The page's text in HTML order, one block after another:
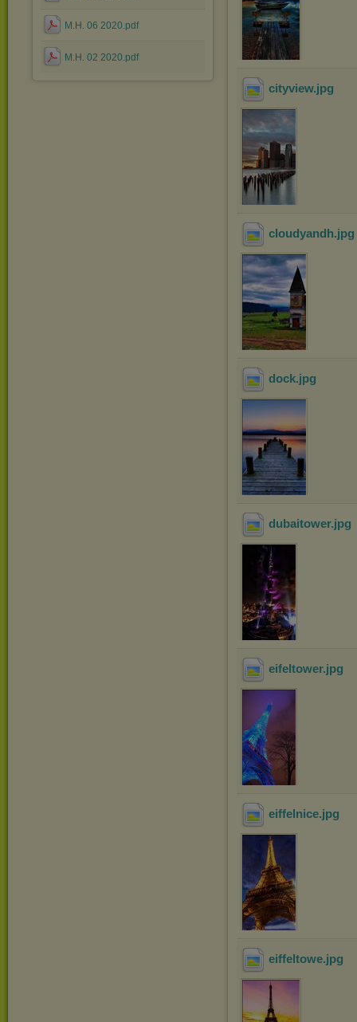
M.H. 06 2020.pdf
M.H. 02 2020.pdf
cityview.jpg
cloudyandh.jpg
dock.jpg
dubaitower.jpg
eifeltower.jpg
eiffelnice.jpg
eiffeltowe.jpg